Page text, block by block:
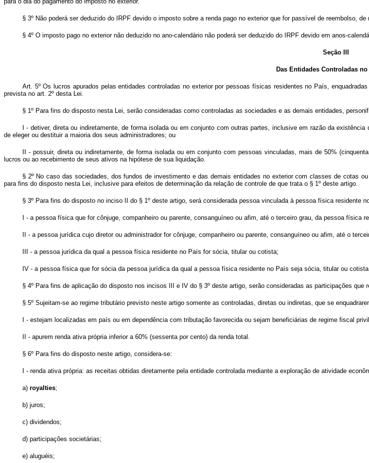
§ 3º Não poderá ser deduzido do IRPF devido o imposto sobre a renda pago no exterior que for passível de reembolso,
§ 4º O imposto pago no exterior não deduzido no ano-calendário não poderá ser deduzido do IRPF devido em anos-
Seção III
Das Entidades Controladas
Art. 5ºOs lucros apurados pelas entidades controladas no exterior por pessoas físicas residentes no País,
prevista no art. 2º desta Lei.
§ 1º Para fins do disposto nesta Lei, serão consideradas como controladas as sociedades e as demais entidades,
I - detiver, direta ou indiretamente, de forma isolada ou em conjunto com outras partes, inclusive em razão da
de eleger ou destituir a maioria dos seus administradores; ou
II - possuir, direta ou indiretamente, de forma isolada ou em conjunto com pessoas vinculadas, mais de 50%
lucros ou ao recebimento de seus ativos na hipótese de sua liquidação.
§ 2º No caso das sociedades, dos fundos de investimento e das demais entidades no exterior com classes de cotas
para fins do disposto nesta Lei, inclusive para efeitos de determinação da relação de controle de que trata o § 1º deste artigo.
§ 3º Para fins do disposto no inciso II do § 1º deste artigo, será considerada pessoa vinculada à pessoa física residente
I - a pessoa física que for cônjuge, companheiro ou parente, consanguíneo ou afim, até o terceiro grau, da pessoa física
II - a pessoa jurídica cujo diretor ou administrador for cônjuge, companheiro ou parente, consanguíneo ou afim, até o
III - a pessoa jurídica da qual a pessoa física residente no País for sócia, titular ou cotista;
IV - a pessoa física que for sócia da pessoa jurídica da qual a pessoa física residente no País seja sócia, titular ou
§ 4º Para fins de aplicação do disposto nos incisos III e IV do § 3º deste artigo, serão consideradas as participações
§ 5º Sujeitam-se ao regime tributário previsto neste artigo somente as controladas, diretas ou indiretas, que se
I - estejam localizadas em país ou em dependência com tributação favorecida ou sejam beneficiárias de regime fiscal
II - apurem renda ativa própria inferior a 60% (sessenta por cento) da renda total.
§ 6º Para fins do disposto neste artigo, considera-se:
I - renda ativa própria: as receitas obtidas diretamente pela entidade controlada mediante a exploração de atividade
a) royalties;
b) juros;
c) dividendos;
d) participações societárias;
e) aluguéis;